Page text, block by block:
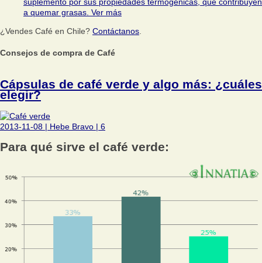
suplemento por sus propiedades termogénicas, que contribuyen
a quemar grasas. Ver más
¿Vendes Café en Chile? Contáctanos.
Consejos de compra de Café
Cápsulas de café verde y algo más: ¿cuáles
elegir?
2013-11-08 | Hebe Bravo | 6
Para qué sirve el café verde: